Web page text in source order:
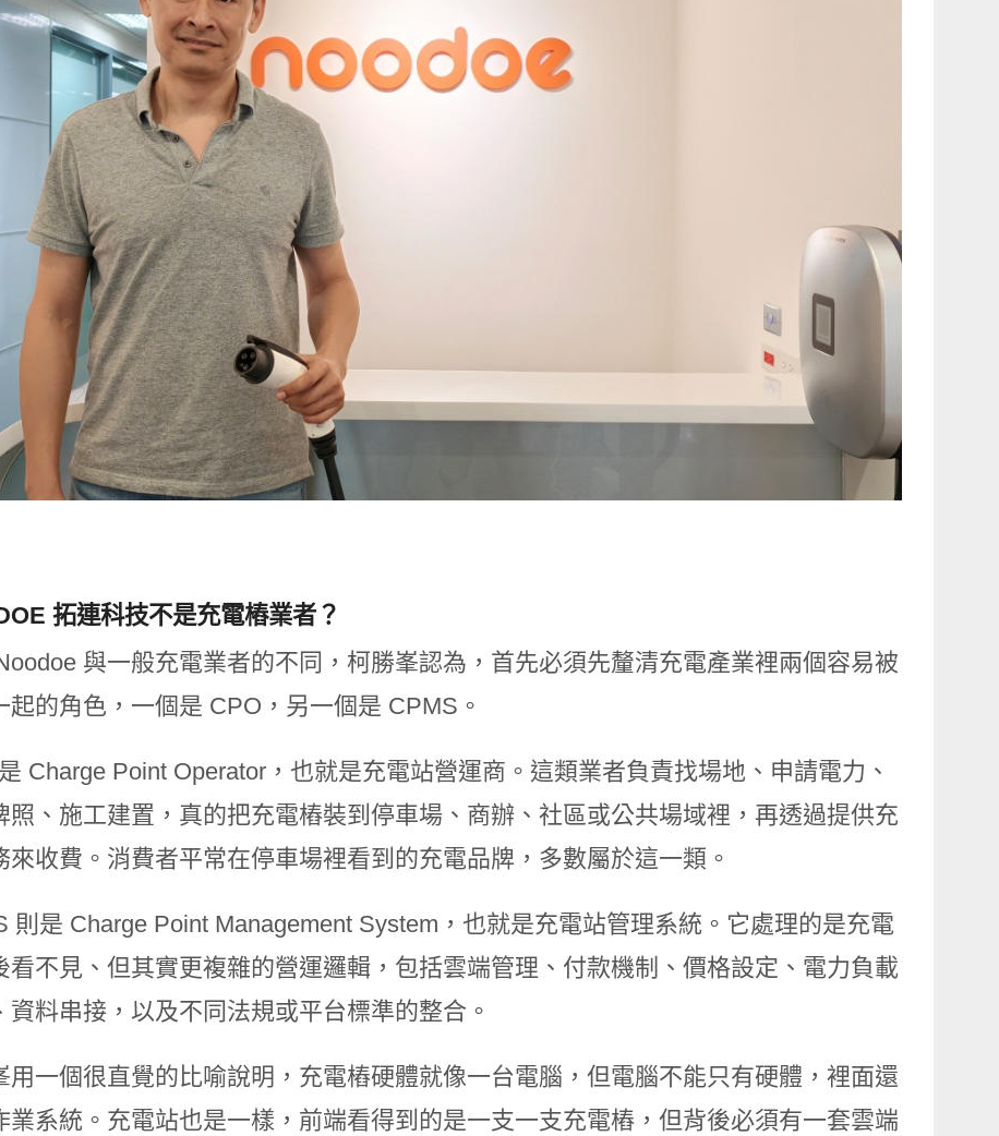
拓連科技不是充電樁業者？
與一般充電業者的不同，柯勝峯認為，首先必須先釐清充電產業裡兩個容易被
起的角色，一個是 CPO，另一個是 CPMS。
Charge Point Operator，也就是充電站營運商。這類業者負責找場地、申請電力、
照、施工建置，真的把充電樁裝到停車場、商辦、社區或公共場域裡，再透過提供充
來收費。消費者平常在停車場裡看到的充電品牌，多數屬於這一類。
則是 Charge Point Management System，也就是充電站管理系統。它處理的是充電
看不見、但其實更複雜的營運邏輯，包括雲端管理、付款機制、價格設定、電力負載
資料串接，以及不同法規或平台標準的整合。
用一個很直覺的比喻說明，充電樁硬體就像一台電腦，但電腦不能只有硬體，裡面還
業系統。充電站也是一樣，前端看得到的是一支一支充電樁，但背後必須有一套雲端